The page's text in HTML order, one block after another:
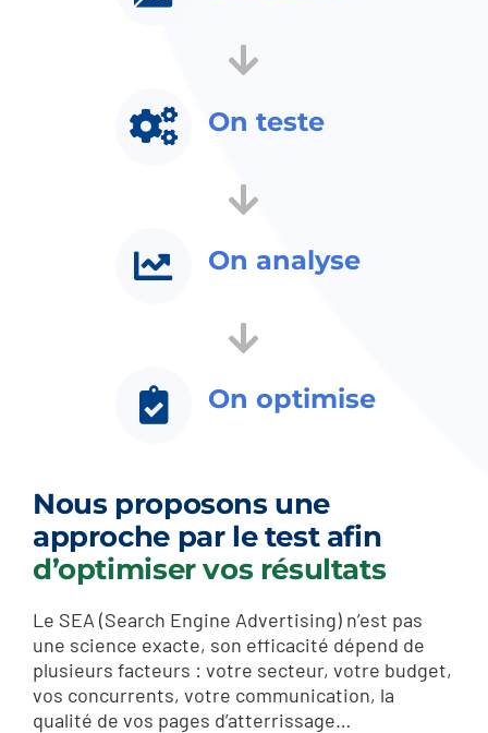
On teste
On analyse
On optimise
Nous proposons une
approche par le test afin
d’optimiser vos résultats
Le SEA (Search Engine Advertising) n’est pas
une science exacte, son efficacité dépend de
plusieurs facteurs : votre secteur, votre budget,
vos concurrents, votre communication, la
qualité de vos pages d’atterrissage…